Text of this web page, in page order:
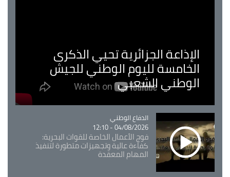
الإذاعة الجزائرية تحيي الذكرى
الخامسة لليوم الوطني للجيش
الوطني الشعبي
Catégorie
الدفاع الوطني
04/08/2026 - 12:10
فوج الأعمال الخاصة للقوات البحرية:
كفاءة عالية وتجهيزات متطورة لتنفيذ
المهام المعقدة